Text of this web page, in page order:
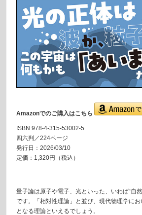
Amazonでのご購入はこちら
ISBN 978-4-315-53002-5
四六判／224ページ
発行日：2026/03/10
定価：1,320円（税込）
量子論は原子や電子、光といった、いわば“自
です。「相対性理論」と並び、現代物理学に
となる理論といえるでしょう。